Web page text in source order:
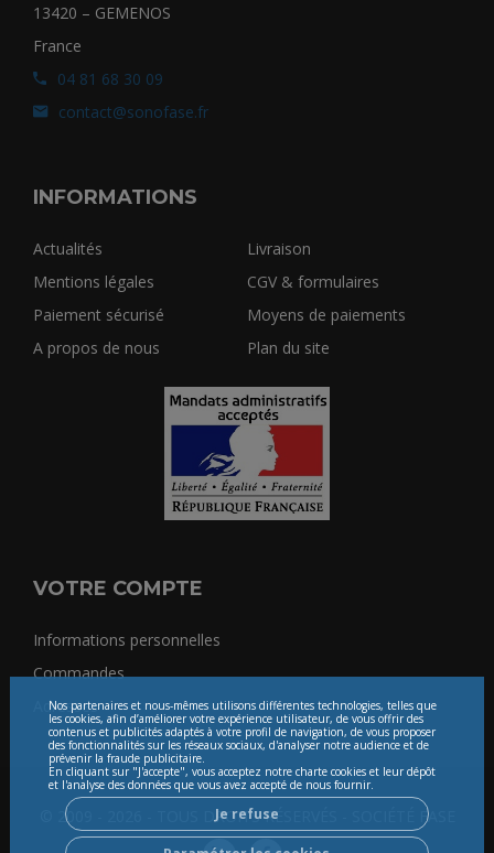
Nos partenaires et nous-mêmes utilisons différentes technologies, telles que
les cookies, afin d’améliorer votre expérience utilisateur, de vous offrir des
contenus et publicités adaptés à votre profil de navigation, de vous proposer
des fonctionnalités sur les réseaux sociaux, d'analyser notre audience et de
prévenir la fraude publicitaire.
En cliquant sur "J'accepte", vous acceptez notre charte cookies et leur dépôt
et l'analyse des données que vous avez accepté de nous fournir.
Je refuse
13420 – GEMENOS
France
04 81 68 30 09
contact@sonofase.fr
INFORMATIONS
Actualités
Livraison
Mentions légales
CGV & formulaires
Paiement sécurisé
Moyens de paiements
A propos de nous
Plan du site
VOTRE COMPTE
Informations personnelles
Commandes
Adresses
© 2009 - 2026 - TOUS DROITS RÉSERVÉS - SOCIÉTÉ FASE